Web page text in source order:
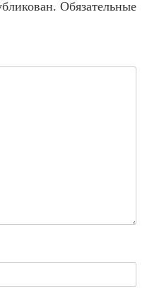
Обязательные